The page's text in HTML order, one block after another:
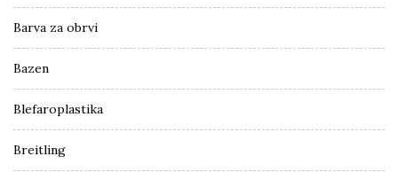
Barva za obrvi
Bazen
Blefaroplastika
Breitling